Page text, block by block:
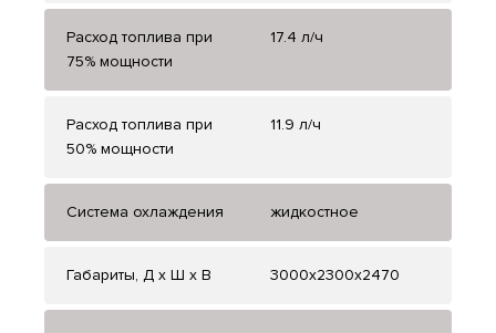
Расход топлива при
75% мощности
17.4 л/ч
Расход топлива при
50% мощности
11.9 л/ч
Система охлаждения жидкостное
Габариты, Д x Ш x В 3000x2300x2470